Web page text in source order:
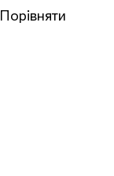
Порівняти